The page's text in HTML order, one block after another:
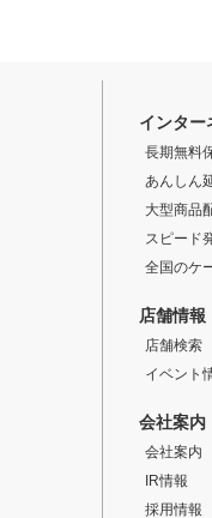
インター
長期無料
あんしん
大型商品
スピード
全国のケ
店舗情報
店舗検索
イベント
会社案内
会社案内
IR情報
採用情報